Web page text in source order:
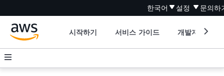
한국어 설정 문의하
시작하기 서비스 가이드 개발자 도구